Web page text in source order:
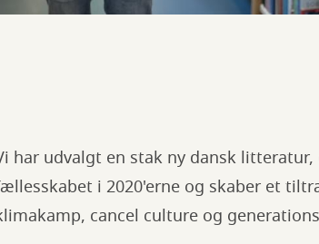
har udvalgt en stak ny dansk
i 2020'erne og skaber et
cancel culture og